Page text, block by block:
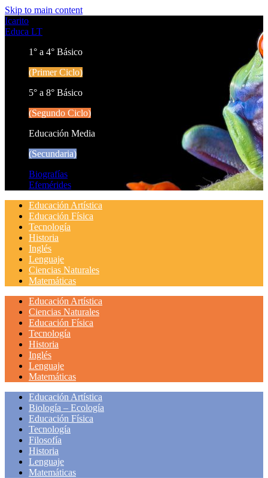
Skip to main content
Icarito
Educa LT
1° a 4° Básico
(Primer Ciclo)
5° a 8° Básico
(Segundo Ciclo)
Educación Media
(Secundaria)
Biografías
Efemérides
Educación Artística
Educación Física
Tecnología
Historia
Inglés
Lenguaje
Ciencias Naturales
Matemáticas
Educación Artística
Ciencias Naturales
Educación Física
Tecnología
Historia
Inglés
Lenguaje
Matemáticas
Educación Artística
Biología – Ecología
Educación Física
Tecnología
Filosofía
Historia
Lenguaje
Matemáticas